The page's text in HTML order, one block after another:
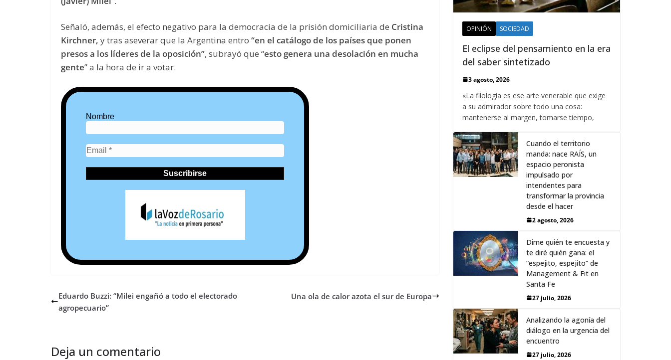
Señaló, además, el efecto negativo para la democracia de la prisión domiciliaria de Cristina
Kirchner, y tras aseverar que la Argentina entro “en el catálogo de los países que ponen
presos a los líderes de la oposición”, subrayó que “esto genera una desolación en mucha
gente” a la hora de ir a votar.
Nombre
Eduardo Buzzi: “Milei engañó a todo el electorado
agropecuario”
Una ola de calor azota el sur de Europa
Deja un comentario
OPINIÓN SOCIEDAD
El eclipse del pensamiento en la era
del saber sintetizado
3 agosto, 2026
«La filología es ese arte venerable que exige
a su admirador sobre todo una cosa:
mantenerse al margen, tomarse tiempo,
Cuando el territorio
manda: nace RAÍS, un
espacio peronista
impulsado por
intendentes para
transformar la provincia
desde el hacer
2 agosto, 2026
Dime quién te encuesta y
te diré quién gana: el
“espejito, espejito” de
Management & Fit en
Santa Fe
27 julio, 2026
Analizando la agonía del
diálogo en la urgencia del
encuentro
27 julio, 2026